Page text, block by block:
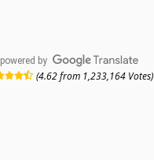
powered by
(4.62 from 1,233,164 Votes)